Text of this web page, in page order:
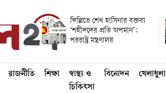
দিল্লিতে শেখ হাসিনার বক্তব্য
‘শহীদদের প্রতি অপমান’:
পররাষ্ট্র মন্ত্রণালয়
রাজনীতি শিক্ষা
স্বাস্থ্য ও
চিকিৎসা
বিনোদন খেলাধুলা